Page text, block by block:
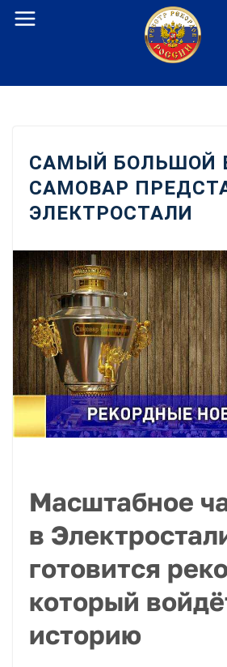
Перейти
САМЫЙ БОЛЬШОЙ
САМОВАР
ЭЛЕКТРОСТАЛИ
Масштабное
в
готовится
который
историю